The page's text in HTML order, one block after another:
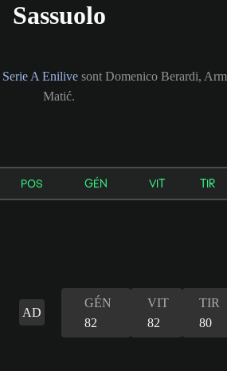
Sassuolo
Serie A Enilivesont Domenico Berardi,
Matić.
POS GÉN VIT TIR
AD
GÉN
82
VIT
82
TIR
80